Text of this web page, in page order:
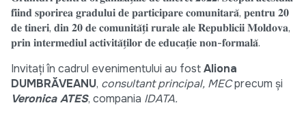
𝐟𝐢𝐢𝐧𝐝 𝐬𝐩𝐨𝐫𝐢𝐫𝐞𝐚 𝐠𝐫𝐚𝐝𝐮𝐥𝐮𝐢 𝐝𝐞 𝐩𝐚𝐫𝐭𝐢𝐜𝐢𝐩𝐚𝐫𝐞 𝐜𝐨𝐦𝐮𝐧𝐢𝐭𝐚𝐫𝐚̆, 𝐩𝐞𝐧𝐭𝐫𝐮 𝟐𝟎
𝐝𝐞 𝐭𝐢𝐧𝐞𝐫𝐢, 𝐝𝐢𝐧 𝟐𝟎 𝐝𝐞 𝐜𝐨𝐦𝐮𝐧𝐢𝐭𝐚̆𝐭̗𝐢 𝐫𝐮𝐫𝐚𝐥𝐞 𝐚𝐥𝐞 𝐑𝐞𝐩𝐮𝐛𝐥𝐢𝐜𝐢𝐢 𝐌𝐨𝐥𝐝𝐨𝐯𝐚,
𝐩𝐫𝐢𝐧 𝐢𝐧𝐭𝐞𝐫𝐦𝐞𝐝𝐢𝐮𝐥 𝐚𝐜𝐭𝐢𝐯𝐢𝐭𝐚̆𝐭̗𝐢𝐥𝐨𝐫 𝐝𝐞 𝐞𝐝𝐮𝐜𝐚𝐭̗𝐢𝐞 𝐧𝐨𝐧-𝐟𝐨𝐫𝐦𝐚𝐥𝐚̆.
Invitați în cadrul evenimentului au fostAliona
DUMBRĂVEANU, consultant principal, MECprecum și
Veronica ATES, compania IDATA.